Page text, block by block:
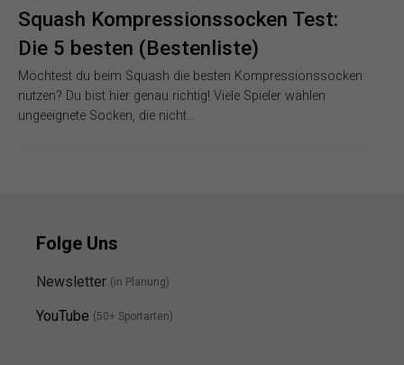
Squash Kompressionssocken Test:
Die 5 besten (Bestenliste)
Möchtest du beim Squash die besten Kompressionssocken
nutzen? Du bist hier genau richtig! Viele Spieler wählen
ungeeignete Socken, die nicht…
Folge Uns
Newsletter (in Planung)
YouTube (50+ Sportarten)